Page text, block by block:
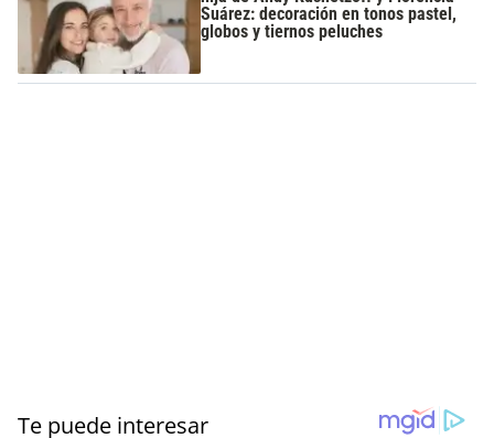
Suárez: decoración en tonos pastel,
globos y tiernos peluches